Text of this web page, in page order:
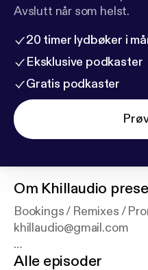
Avslutt når som helst.
20 timer lydbøker i
Eksklusive podkaster
Gratis podkaster
Om Khillaudio
Bookings / Remixes /
khillaudio@gmail.com
Label boss | A&R
Alle episoder